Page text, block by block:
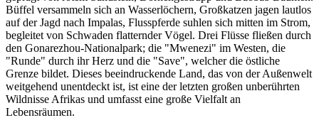
Büffel versammeln sich an Wasserlöchern, Großkatzen jagen lautlos
auf der Jagd nach Impalas, Flusspferde suhlen sich mitten im Strom,
begleitet von Schwaden flatternder Vögel. Drei Flüsse fließen durch
den Gonarezhou-Nationalpark; die "Mwenezi" im Westen, die
"Runde" durch ihr Herz und die "Save", welcher die östliche
Grenze bildet. Dieses beeindruckende Land, das von der Außenwelt
weitgehend unentdeckt ist, ist eine der letzten großen unberührten
Wildnisse Afrikas und umfasst eine große Vielfalt an
Lebensräumen.